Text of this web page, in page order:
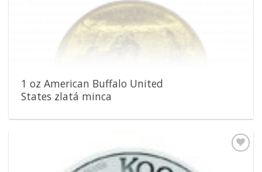
1 oz American Buffalo United
States zlatá minca